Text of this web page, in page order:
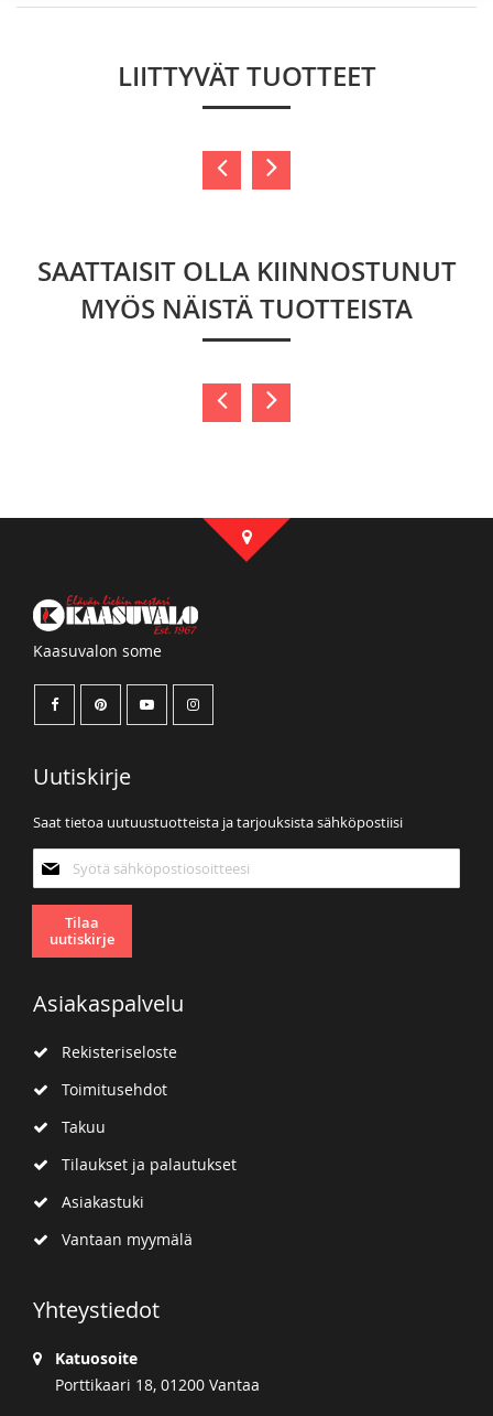
LIITTYVÄT TUOTTEET
SAATTAISIT OLLA KIINNOSTUNUT
MYÖS NÄISTÄ TUOTTEISTA
Kaasuvalon some
Uutiskirje
Saat tietoa uutuustuotteista ja tarjouksista sähköpostiisi
uutiskirjeemme:
Tilaa
uutiskirje
Asiakaspalvelu
Rekisteriseloste
Toimitusehdot
Takuu
Tilaukset ja palautukset
Asiakastuki
Vantaan myymälä
Yhteystiedot
Katuosoite
Porttikaari 18, 01200 Vantaa